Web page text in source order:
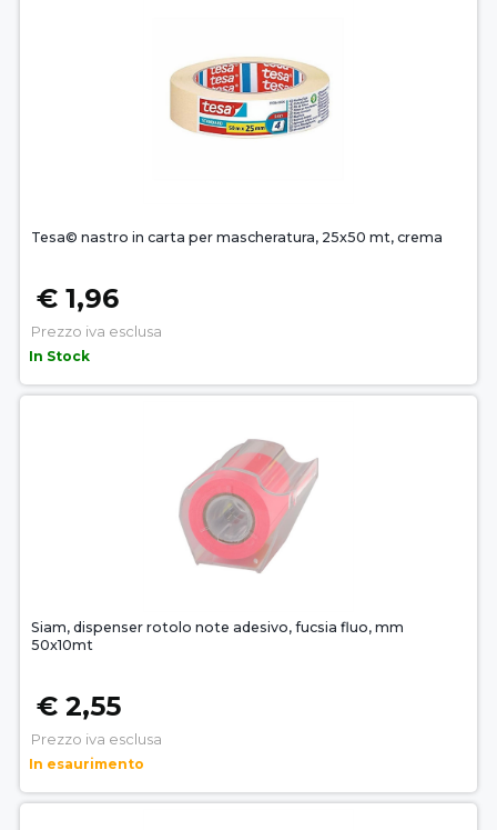
Tesa© nastro in carta per mascheratura, 25x50 mt, crema
€ 1,96
Prezzo iva esclusa
In Stock
Siam, dispenser rotolo note adesivo, fucsia fluo, mm
50x10mt
€ 2,55
Prezzo iva esclusa
In esaurimento